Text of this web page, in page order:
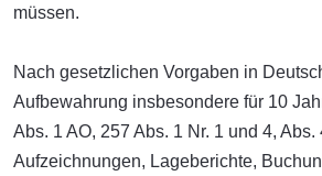
müssen.
Nach gesetzlichen Vorgaben in
Aufbewahrung insbesondere für 10
Abs. 1 AO, 257 Abs. 1 Nr. 1 und 4, Abs.
Aufzeichnungen, Lageberichte,